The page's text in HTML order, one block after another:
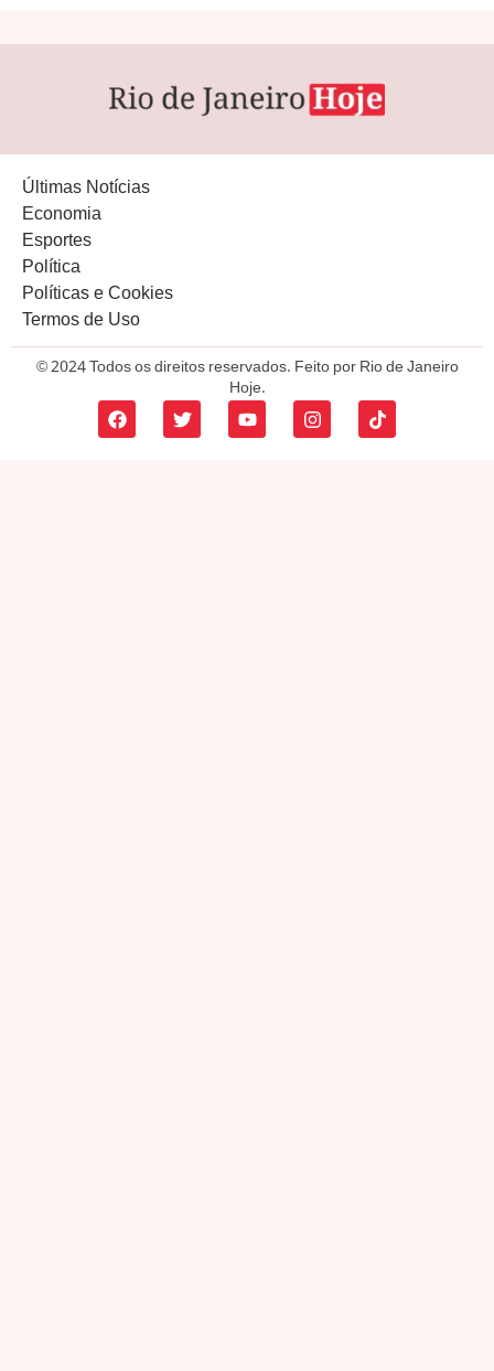
Últimas Notícias
Economia
Esportes
Política
Políticas e Cookies
Termos de Uso
© 2024 Todos os direitos reservados. Feito por Rio de Janeiro
Hoje.